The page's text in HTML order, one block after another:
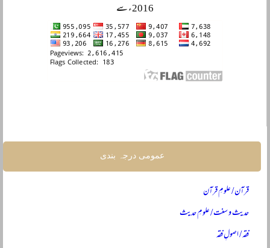
2016ء سے
عمومی درجہ بندی
قرآن / علومِ قرآن
حدیث و سنت / علومِ حدیث
فقہ / اصولِ فقہ